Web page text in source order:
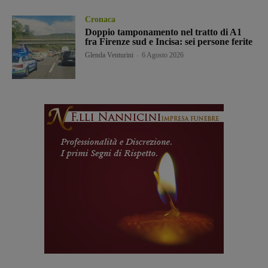
Cronaca
Doppio tamponamento nel tratto di A1
fra Firenze sud e Incisa: sei persone ferite
Glenda Venturini 6 Agosto 2026